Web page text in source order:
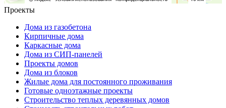
Проекты
Дома из газобетона
Кирпичные дома
Каркасные дома
Дома из СИП-панелей
Проекты домов
Дома из блоков
Жилые дома для постоянного проживания
Готовые одноэтажные проекты
Строительство теплых деревянных домов